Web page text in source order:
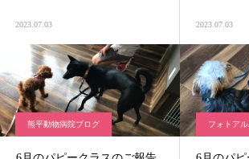
2023.07.03 2023.07.03
熊平動物病院ブログ フォトア